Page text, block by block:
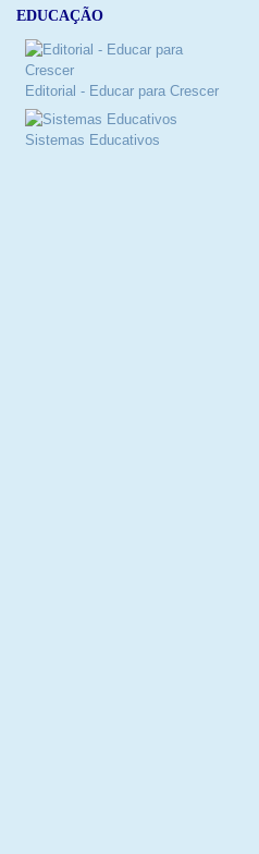
EDUCAÇÃO
Editorial - Educar para Crescer
Sistemas Educativos